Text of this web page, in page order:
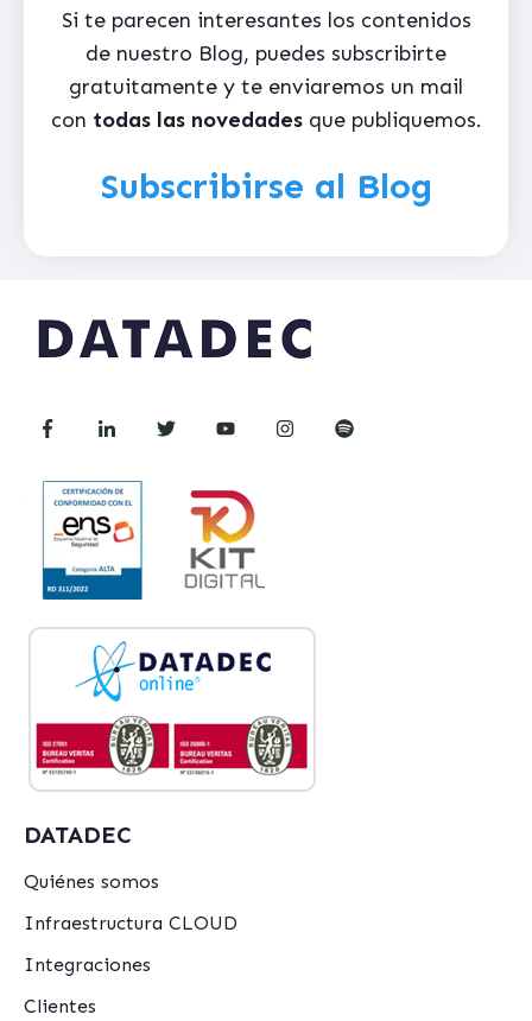
Si te parecen interesantes los contenidos
de nuestro Blog, puedes subscribirte
gratuitamente y te enviaremos un mail
con todas las novedadesque publiquemos.
Subscribirse al Blog
DATADEC
Quiénes somos
Infraestructura CLOUD
Integraciones
Clientes